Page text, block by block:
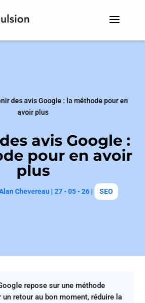
des avis Google : la méthode pour en
avoir plus
avis Google :
pour en avoir
plus
Chevereau | 27 • 05 • 26| SEO
repose sur une méthode
un retour au bon moment, réduire la